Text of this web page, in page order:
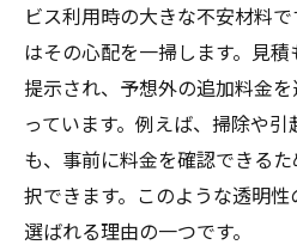
ビス利用時の大きな不安材料
はその心配を一掃します。見
提示され、予想外の追加料金
っています。例えば、掃除や
も、事前に料金を確認できる
択できます。このような透明
選ばれる理由の一つです。